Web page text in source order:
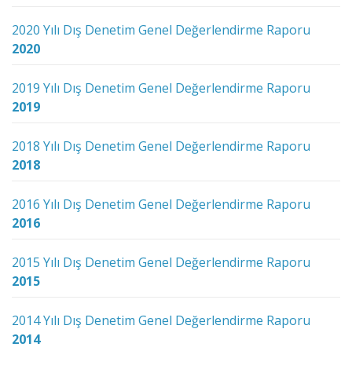
2020 Yılı Dış Denetim Genel Değerlendirme Raporu
2020
2019 Yılı Dış Denetim Genel Değerlendirme Raporu
2019
2018 Yılı Dış Denetim Genel Değerlendirme Raporu
2018
2016 Yılı Dış Denetim Genel Değerlendirme Raporu
2016
2015 Yılı Dış Denetim Genel Değerlendirme Raporu
2015
2014 Yılı Dış Denetim Genel Değerlendirme Raporu
2014